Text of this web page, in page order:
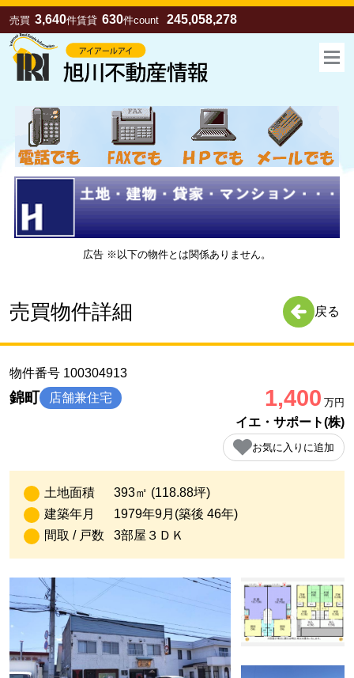
売買 3,640件賃貸 630件count 245,058,278
広告 ※以下の物件とは関係ありません。
売買物件詳細 戻る
物件番号 100304913
錦町 店舗兼住宅 1,400 万円
イエ・サポート(株)
お気に入りに追加
土地面積
393㎡ (118.88坪)
建築年月
1979年9月(築後 46年)
間取 / 戸数
3部屋３ＤＫ